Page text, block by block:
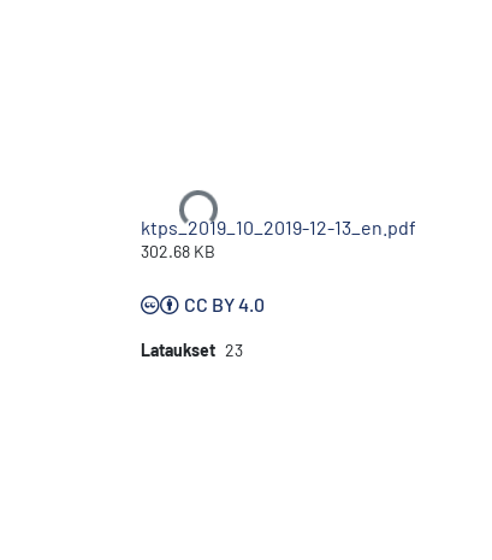
Ladataan...
ktps_2019_10_2019-12-13_en.pdf
302.68 KB
CC BY 4.0
Lataukset 23